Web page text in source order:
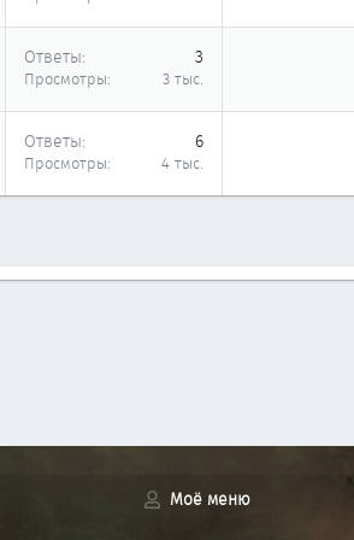
Ответы 3
Просмотры 3 тыс.
Ответы 6
Просмотры 4 тыс.
Моё меню